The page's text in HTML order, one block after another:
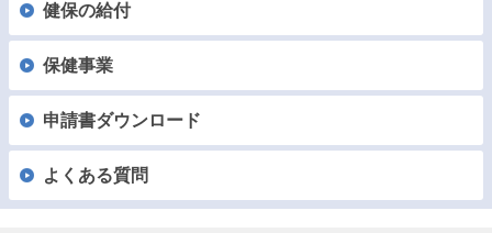
健保の給付
保健事業
申請書ダウンロード
よくある質問